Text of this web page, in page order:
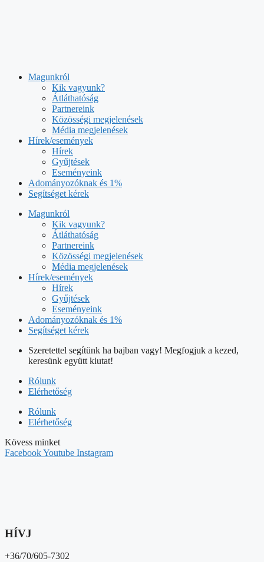
Magunkról
Kik vagyunk?
Átláthatóság
Partnereink
Közösségi megjelenések
Média megjelenések
Hírek/események
Hírek
Gyűjtések
Eseményeink
Adományozóknak és 1%
Segítséget kérek
Magunkról
Kik vagyunk?
Átláthatóság
Partnereink
Közösségi megjelenések
Média megjelenések
Hírek/események
Hírek
Gyűjtések
Eseményeink
Adományozóknak és 1%
Segítséget kérek
Szeretettel segítünk ha bajban vagy! Megfogjuk a kezed,
keresünk együtt kiutat!
Rólunk
Elérhetőség
Rólunk
Elérhetőség
Kövess minket
FacebookYoutube Instagram
HÍVJ
+36/70/605-7302